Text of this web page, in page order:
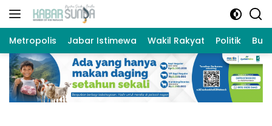
Langsung
Metropolis Jabar Istimewa Wakil Rakyat Politik